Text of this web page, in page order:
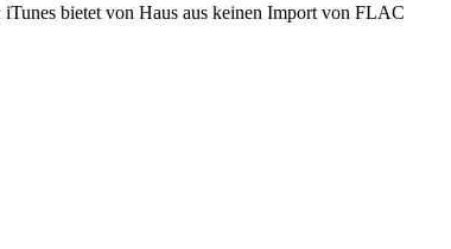
bietet von Haus aus keinen Import von FLAC